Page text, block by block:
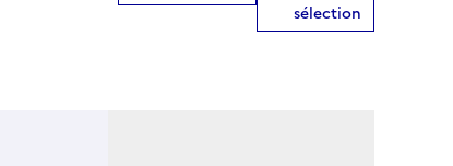
sélection